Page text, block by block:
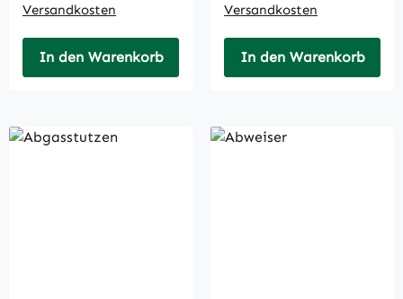
Versandkosten
In den Warenkorb
Versandkosten
In den Warenkorb